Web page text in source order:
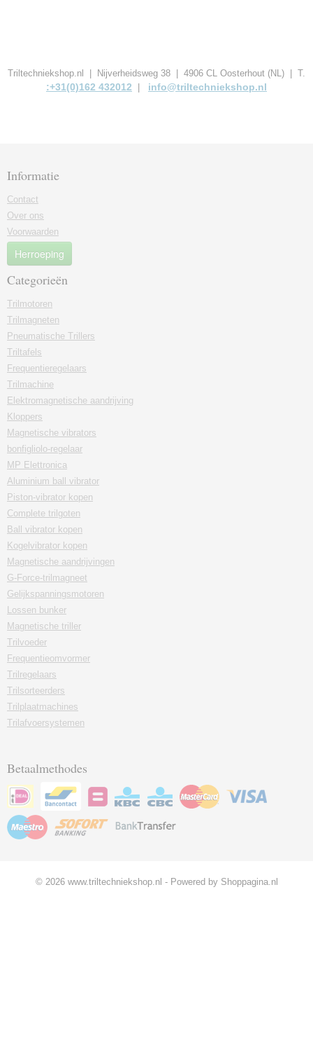
Triltechniekshop.nl | Nijverheidsweg 38 | 4906 CL Oosterhout (NL) | T.
:+31(0)162 432012 info@triltechniekshop.nl
Informatie
Contact
Over ons
Voorwaarden
Herroeping
Categorieën
Trilmotoren
Trilmagneten
Pneumatische Trillers
Triltafels
Frequentieregelaars
Trilmachine
Elektromagnetische aandrijving
Kloppers
Magnetische vibrators
bonfigliolo-regelaar
MP Elettronica
Aluminium ball vibrator
Piston-vibrator kopen
Complete trilgoten
Ball vibrator kopen
Kogelvibrator kopen
Magnetische aandrijvingen
G-Force-trilmagneet
Gelijkspanningsmotoren
Lossen bunker
Magnetische triller
Trilvoeder
Frequentieomvormer
Trilregelaars
Trilsorteerders
Trilplaatmachines
Trilafvoersystemen
Betaalmethodes
© 2026 www.triltechniekshop.nl - Powered by Shoppagina.nl